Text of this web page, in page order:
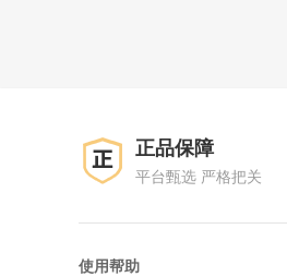
正品保障
平台甄选 严格把关
使用帮助